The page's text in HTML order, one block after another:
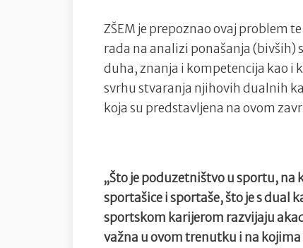
ZŠEM je prepoznao ovaj problem
rada na analizi ponašanja
duha, znanja i kompetencija kao i
svrhu stvaranja njihovih dualnih
koja su predstavljena na ovom
„Što je poduzetništvo u sportu,
sportašice i sportaše, što je s dual
sportskom karijerom razvijaju
važna u ovom trenutku i na